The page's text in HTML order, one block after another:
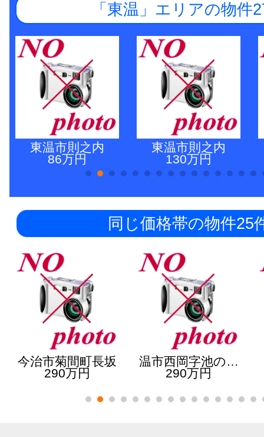
「東温」エリアの物件
東温市則之内
86万円
東温市則之内
130万円
同じ価格帯の物件25
今治市菊間町長坂
290万円
温市西岡字池の…
290万円